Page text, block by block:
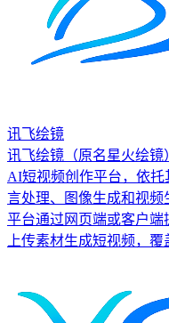
讯飞绘镜
讯飞绘镜（原名星火绘镜
AI短视频创作平台，依托
言处理、图像生成和视
平台通过网页端或客户
上传素材生成短视频，